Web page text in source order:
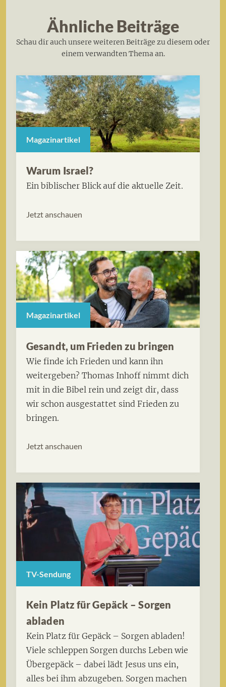
Ähnliche Beiträge
Schau dir auch unsere weiteren Beiträge zu diesem oder
einem verwandten Thema an.
Magazinartikel
Warum Israel?
Ein biblischer Blick auf die aktuelle Zeit.
Jetzt anschauen
Magazinartikel
Gesandt, um Frieden zu bringen
Wie finde ich Frieden und kann ihn
weitergeben? Thomas Inhoff nimmt dich
mit in die Bibel rein und zeigt dir, dass
wir schon ausgestattet sind Frieden zu
bringen.
Jetzt anschauen
TV-Sendung
Kein Platz für Gepäck – Sorgen
abladen
Kein Platz für Gepäck – Sorgen abladen!
Viele schleppen Sorgen durchs Leben wie
Übergepäck – dabei lädt Jesus uns ein,
alles bei ihm abzugeben. Sorgen machen